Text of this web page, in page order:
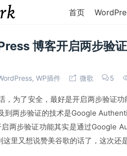
首页
博客开启两步验
,WP插件 微歌 5
，为了安全，最好是开启两步验证
到两步验证的技术是Google
两步验证功能其实是通过Google
这里又想说赞美谷歌的话了，这次还